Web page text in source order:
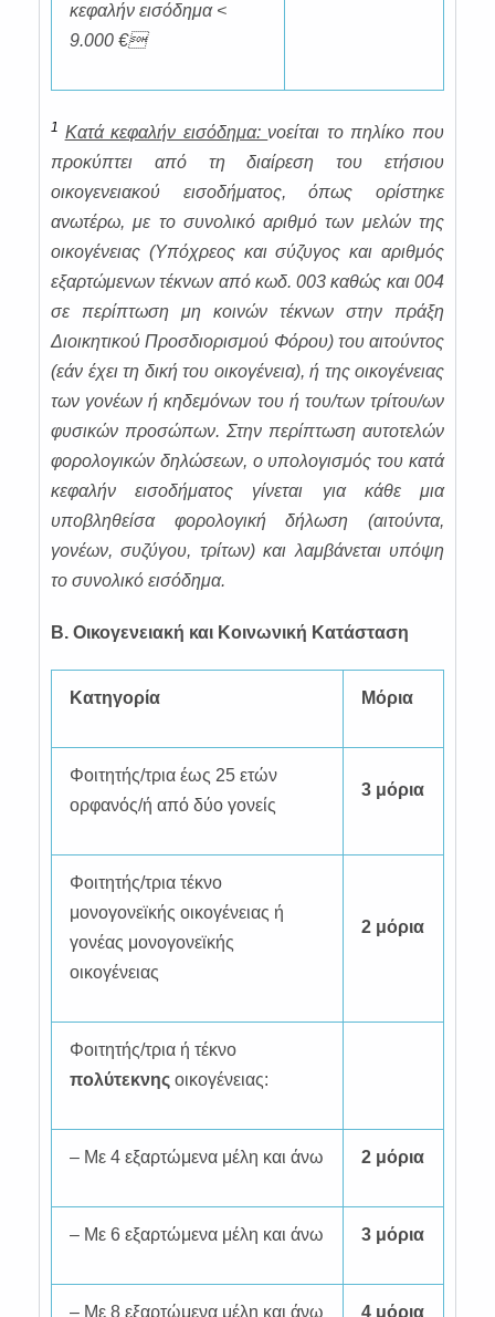
κεφαλήν εισόδημα <
9.000 €
1 Κατά κεφαλήν εισόδημα:νοείται το πηλίκο που
προκύπτει από τη διαίρεση του ετήσιου
οικογενειακού εισοδήματος, όπως ορίστηκε
ανωτέρω, με το συνολικό αριθμό των μελών της
οικογένειας (Υπόχρεος και σύζυγος και αριθμός
εξαρτώμενων τέκνων από κωδ. 003 καθώς και 004
σε περίπτωση μη κοινών τέκνων στην πράξη
Διοικητικού Προσδιορισμού Φόρου) του αιτούντος
(εάν έχει τη δική του οικογένεια), ή της οικογένειας
των γονέων ή κηδεμόνων του ή του/των τρίτου/ων
φυσικών προσώπων. Στην περίπτωση αυτοτελών
φορολογικών δηλώσεων, ο υπολογισμός του κατά
κεφαλήν εισοδήματος γίνεται για κάθε μια
υποβληθείσα φορολογική δήλωση (αιτούντα,
γονέων, συζύγου, τρίτων) και λαμβάνεται υπόψη
το συνολικό εισόδημα.
Β. Οικογενειακή και Κοινωνική Κατάσταση
Κατηγορία Μόρια
Φοιτητής/τρια έως 25 ετών
ορφανός/ή από δύο γονείς
3 μόρια
Φοιτητής/τρια τέκνο
μονογονεϊκής οικογένειας ή
γονέας μονογονεϊκής
οικογένειας
2 μόρια
Φοιτητής/τρια ή τέκνο
πολύτεκνης οικογένειας:
– Με 4 εξαρτώμενα μέλη και άνω 2 μόρια
– Με 6 εξαρτώμενα μέλη και άνω 3 μόρια
– Με 8 εξαρτώμενα μέλη και άνω 4 μόρια